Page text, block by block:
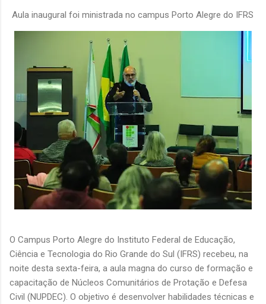
Aula inaugural foi ministrada no campus Porto Alegre do IFRS
O Campus Porto Alegre do Instituto Federal de Educação,
Ciência e Tecnologia do Rio Grande do Sul (IFRS) recebeu, na
noite desta sexta-feira, a aula magna do curso de formação e
capacitação de Núcleos Comunitários de Protação e Defesa
Civil (NUPDEC). O objetivo é desenvolver habilidades técnicas e